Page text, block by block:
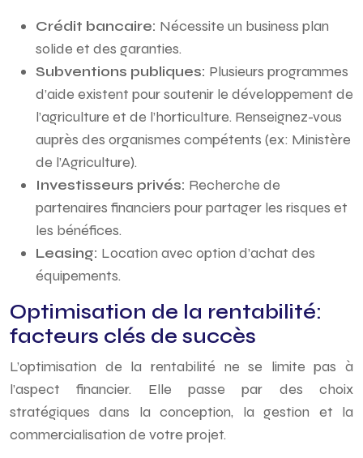
Crédit bancaire: Nécessite un business plan
solide et des garanties.
Subventions publiques: Plusieurs programmes
d’aide existent pour soutenir le développement de
l’agriculture et de l’horticulture. Renseignez-vous
auprès des organismes compétents (ex: Ministère
de l’Agriculture).
Investisseurs privés: Recherche de
partenaires financiers pour partager les risques et
les bénéfices.
Leasing: Location avec option d’achat des
équipements.
Optimisation de la rentabilité:
facteurs clés de succès
L’optimisation de la rentabilité ne se limite pas à
l’aspect financier. Elle passe par des choix
stratégiques dans la conception, la gestion et la
commercialisation de votre projet.